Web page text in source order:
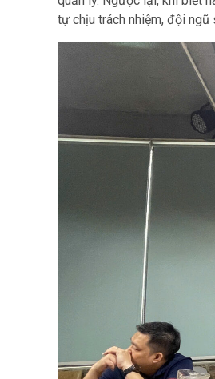
tự chịu trách nhiệm, đội